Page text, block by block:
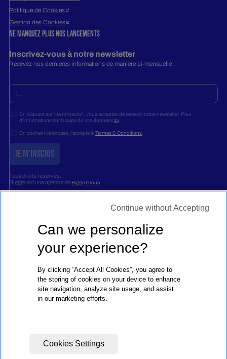
Politique de Cookies
Gestion des Cookies
Ne manquez plus nos lancements
Inscrivez-vous à notre newsletter
Recevez nos dernières informations de manière bi-mensuelle :
En cliquant sur "Je m'inscris", vous acceptez de recevoir notre newsletter. Plus
d'informations sur l'usage de vos donnéesici.
En cochant cette case, j’accepte leTermes & Conditions.
Tous droits reservés.
Biggie est une agence de Biggie Group
marseilleBRUXELLESGENÈVEZURICHPRAGUEBERNE
SAO
Can we personalize
your experience?
By clicking “Accept All Cookies”, you agree to
the storing of cookies on your device to enhance
site navigation, analyze site usage, and assist
in our marketing efforts.
Cookies Settings
Continue without Accepting